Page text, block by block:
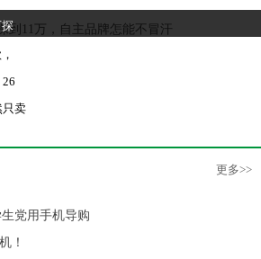
只卖
更多>>
党用手机导购
！